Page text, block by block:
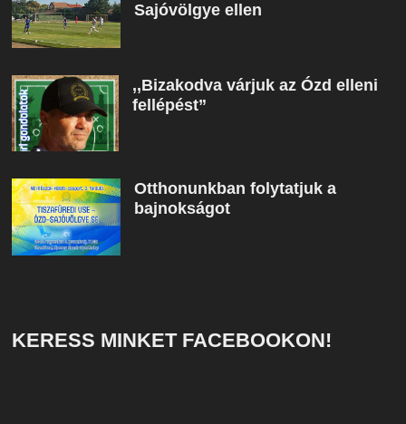
Sajóvölgye ellen
,,Bizakodva várjuk az Ózd elleni
fellépést”
Otthonunkban folytatjuk a
bajnokságot
KERESS MINKET FACEBOOKON!